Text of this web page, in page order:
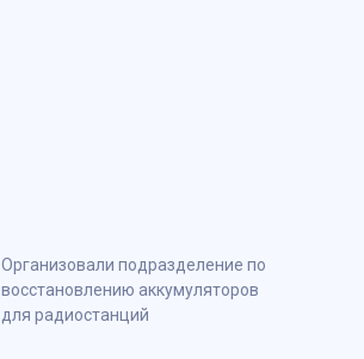
Организовали подразделение по
восстановлению аккумуляторов
для радиостанций